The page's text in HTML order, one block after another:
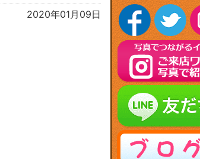
2020年01月09日